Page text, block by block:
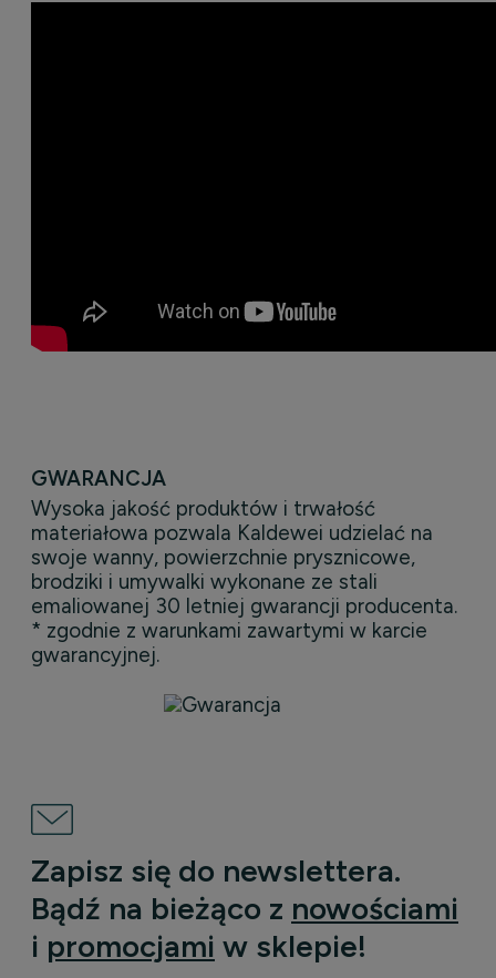
GWARANCJA
Wysoka jakość produktów i trwałość
materiałowa pozwala Kaldewei udzielać na
swoje wanny, powierzchnie prysznicowe,
brodziki i umywalki wykonane ze stali
emaliowanej 30 letniej gwarancji producenta.
* zgodnie z warunkami zawartymi w karcie
gwarancyjnej.
Zapisz się do newslettera.
Bądź na bieżąco z nowościami
i promocjami w sklepie!